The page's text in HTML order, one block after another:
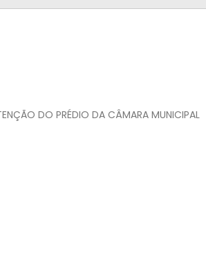
DO PRÉDIO DA CÂMARA MUNICIPAL